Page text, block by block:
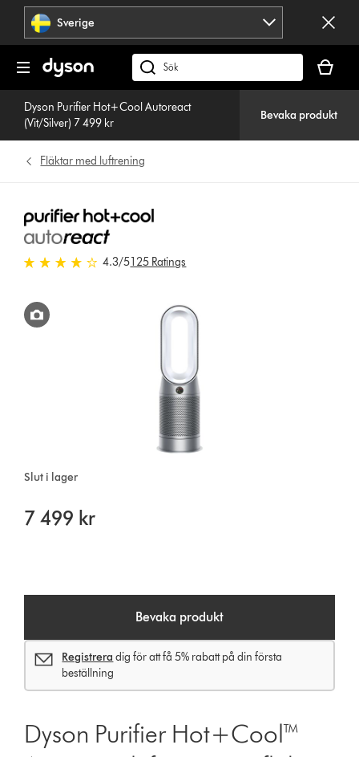
Hoppa
navigering
Sverige
Sök
på
dyson.se
är
tom
Dyson Purifier Hot+Cool Autoreact
(Vit/Silver) 7 499 kr
Bevaka produkt
Fläktar med luftrening
4.3 stjärnor av 5 från 125 Ratings
4.3/5125 Ratings
Slut i lager
7 499 kr
Bevaka produkt
Registrera dig för att få 5% rabatt på din första
beställning
Dyson Purifier Hot+Cool™